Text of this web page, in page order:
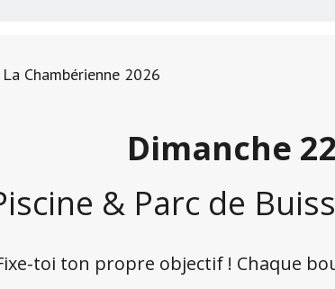
Chambérienne 2026
Dimanche
& Parc de
toi ton propre objectif ! Chaque